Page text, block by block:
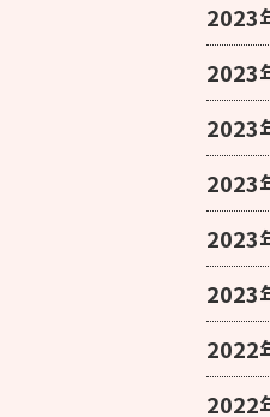
2023
2023
2023
2023
2023
2023
2022
2022